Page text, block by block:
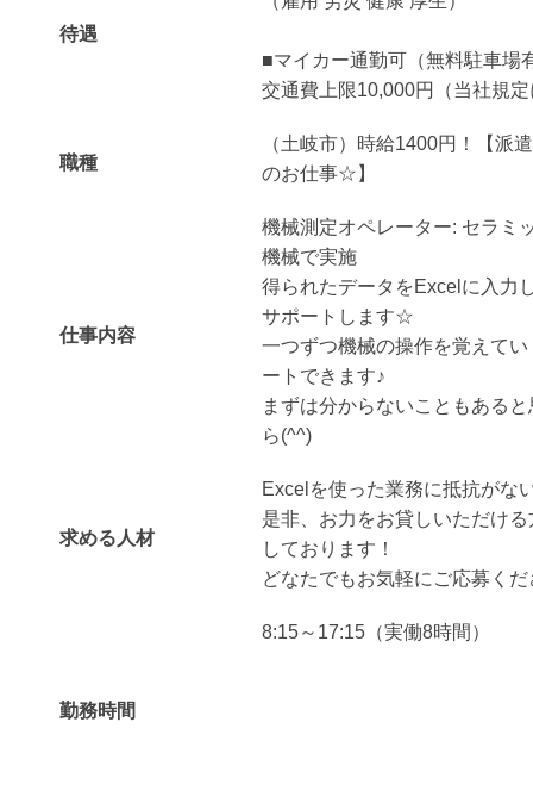
待遇
■マイカー通勤可（無料駐車場
交通費上限10,000円（当社規
職種
（土岐市）時給1400円！【派
のお仕事☆】
仕事内容
機械測定オペレーター: セラミ
機械で実施
得られたデータをExcelに入力
サポートします☆
一つずつ機械の操作を覚えて
ートできます♪
まずは分からないこともある
ら(^^)
求める人材
Excelを使った業務に抵抗がな
是非、お力をお貸しいただけ
しております！
どなたでもお気軽にご応募くだ
勤務時間
8:15～17:15（実働8時間）